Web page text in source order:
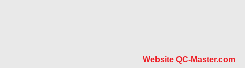
Website QC-Master.com